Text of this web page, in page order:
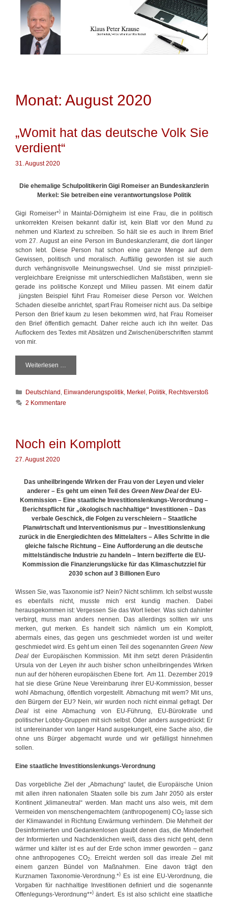
Monat: August 2020
„Womit hat das deutsche Volk Sie
verdient“
31. August 2020
Die ehemalige Schulpolitikerin Gigi Romeiser an Bundeskanzlerin
Merkel: Sie betreiben eine verantwortungslose Politik
Gigi Romeiser*)in Maintal-Dörnigheim ist eine Frau, die in politisch
unkorrekten Kreisen bekannt dafür ist, kein Blatt vor den Mund zu
nehmen und Klartext zu schreiben. So hält sie es auch in Ihrem Brief
vom 27. August an eine Person im Bundeskanzleramt, die dort länger
schon lebt. Diese Person hat schon eine ganze Menge auf dem
Gewissen, politisch und moralisch. Auffällig geworden ist sie auch
durch verhängnisvolle Meinungswechsel. Und sie misst prinzipiell-
vergleichbare Ereignisse mit unterschiedlichen Maßstäben, wenn sie
gerade ins politische Konzept und Milieu passen. Mit einem dafür
jüngsten Beispiel führt Frau Romeiser diese Person vor. Welchen
Schaden dieselbe anrichtet, spart Frau Romeiser nicht aus. Da selbige
Person den Brief kaum zu lesen bekommen wird, hat Frau Romeiser
den Brief öffentlich gemacht. Daher reiche auch ich ihn weiter. Das
Auflockern des Textes mit Absätzen und Zwischenüberschriften stammt
von mir.
Weiterlesen …
W
m
e
u
t
s
c
h
e
V
o
l
k
i
e
v
e
r
d
e
n
t
“
K
a
r
i
Deutschland , Einwanderungspolitik, Merkel , Politik, Rechtsverstoß
2 Kommentare
Noch ein Komplott
27. August 2020
Das unheilbringende Wirken der Frau von der Leyen und vieler
anderer – Es geht um einen Teil des Green New Dealder EU-
Kommission – Eine staatliche Investitionslenkungs-Verordnung –
Berichtspflicht für „ökologisch nachhaltige“ Investitionen – Das
verbale Geschick, die Folgen zu verschleiern – Staatliche
Planwirtschaft und Interventionismus pur – Investitionslenkung
zurück in die Energiedichten des Mittelalters – Alles Schritte in die
gleiche falsche Richtung – Eine Aufforderung an die deutsche
mittelständische Industrie zu handeln – Intern bezifferte die EU-
Kommission die Finanzierungslücke für das Klimaschutzziel für
2030 schon auf 3 Billionen Euro
Wissen Sie, was Taxonomie ist? Nein? Nicht schlimm. Ich selbst wusste
es ebenfalls nicht, musste mich erst kundig machen. Dabei
herausgekommen ist: Vergessen Sie das Wort lieber. Was sich dahinter
verbirgt, muss man anders nennen. Das allerdings sollten wir uns
merken, gut merken. Es handelt sich nämlich um ein Komplott,
abermals eines, das gegen uns geschmiedet worden ist und weiter
geschmiedet wird. Es geht um einen Teil des sogenanntenGreen New
Deal der Europäischen Kommission. Mit ihm setzt deren Präsidentin
Ursula von der Leyen ihr auch bisher schon unheilbringendes Wirken
nun auf der höheren europäischen Ebene fort. Am 11. Dezember 2019
hat sie diese Grüne Neue Vereinbarung ihrer EU-Kommission, besser
wohl Abmachung, öffentlich vorgestellt. Abmachung mit wem? Mit uns,
den Bürgern der EU? Nein, wir wurden noch nicht einmal gefragt. Der
Deal ist eine Abmachung von EU-Führung, EU-Bürokratie und
politischer Lobby-Gruppen mit sich selbst. Oder anders ausgedrückt: Er
ist untereinander von langer Hand ausgekungelt, eine Sache also, die
ohne uns Bürger abgemacht wurde und wir gefälligst hinnehmen
sollen.
Eine staatliche Investitionslenkungs-Verordnung
Das vorgebliche Ziel der „Abmachung“ lautet, die Europäische Union
mit allen ihren nationalen Staaten solle bis zum Jahr 2050 als erster
Kontinent „klimaneutral“ werden. Man macht uns also weis, mit dem
Vermeiden von menschengemachtem (anthropogenem) CO2lasse sich
der Klimawandel in Richtung Erwärmung verhindern. Die Mehrheit der
Desinformierten und Gedankenlosen glaubt denen das, die Minderheit
der Informierten und Nachdenklichen weiß, dass dies nicht geht, denn
wärmer und kälter ist es auf der Erde schon immer geworden – ganz
ohne anthropogenes CO2. Erreicht werden soll das irreale Ziel mit
einem ganzen Bündel von Maßnahmen. Eine davon trägt den
Kurznamen Taxonomie-Verordnung.*)
Es ist eine EU-Verordnung, die
Vorgaben für nachhaltige Investitionen definiert und die sogenannte
Offenlegungs-Verordnung**) ändert. Es ist also schlicht eine staatliche